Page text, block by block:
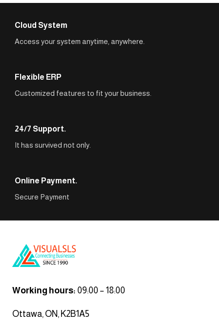
Cloud System
Access your system anytime, anywhere.
Flexible ERP
Customized features to fit your business.
24/7 Support.
It has survived not only.
Online Payment.
Secure Payment
Working hours: 09:00 – 18:00
Ottawa, ON, K2B1A5